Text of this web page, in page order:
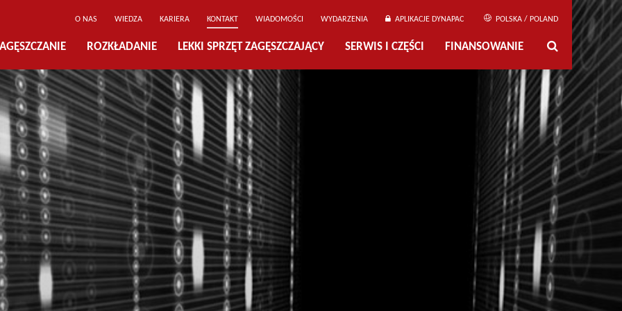
O NAS WIEDZA KARIERA KONTAKT WIADOMOŚCI WYDARZENIA APLIKACJE DYNAPAC POLSKA / POLAND
ROZKŁADANIE LEKKI SPRZĘT ZAGĘSZCZAJĄCY SERWIS I CZĘŚCI FINANSOWANIE